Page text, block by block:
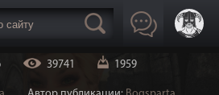
39741 1959